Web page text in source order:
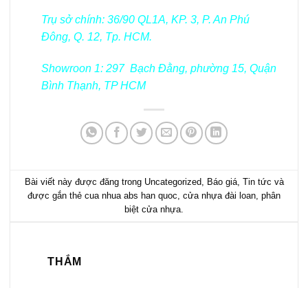
Trụ sở chính: 36/90 QL1A, KP. 3, P. An Phú
Đông, Q. 12, Tp. HCM.
Showroon 1: 297 Bạch Đằng, phường 15, Quận
Bình Thạnh, TP HCM
Bài viết này được đăng trong Uncategorized, Báo giá, Tin tức và
được gắn thẻ cua nhua abs han quoc cửa nhựa đài loan phân
biệt cửa nhựa
THẮM